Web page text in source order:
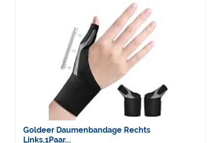
Goldeer Daumenbandage Rechts
Links,1Paar...